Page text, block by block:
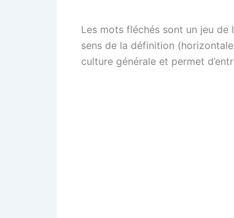
Les mots fléchés sont un jeu
sens de la définition
culture générale et permet